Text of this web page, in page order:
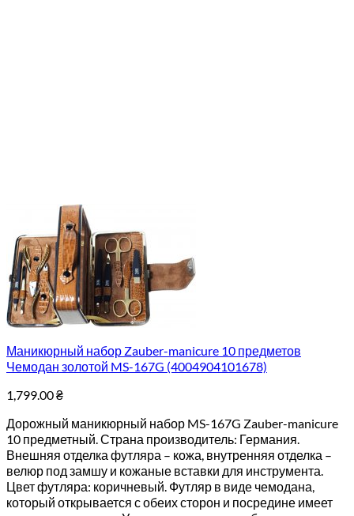
Маникюрный набор Zauber-manicure 10 предметов
Чемодан золотой MS-167G (4004904101678)
1,799.00₴
Дорожный маникюрный набор MS-167G Zauber-manicure
10 предметный. Страна производитель: Германия.
Внешняя отделка футляра – кожа, внутренняя отделка –
велюр под замшу и кожаные вставки для инструмента.
Цвет футляра: коричневый. Футляр в виде чемодана,
который открывается с обеих сторон и посредине имеет